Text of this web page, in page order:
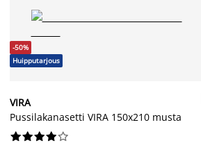
-50%
Huipputarjous
VIRA
Pussilakanasetti VIRA 150x210 musta





